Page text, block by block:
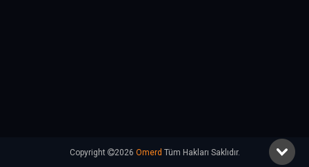
Copyright 2026 Omerd Tüm Hakları Saklıdır.